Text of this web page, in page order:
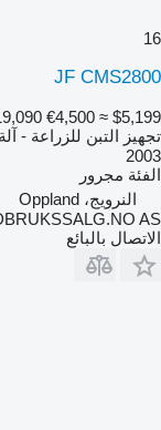
16
JF CMS2800
€4,500 ≈ $5,199
تجهيز التبن للزراعة -
2003
الفئة مجرور
النرويج، Oppland
AS
الاتصال بالبائع